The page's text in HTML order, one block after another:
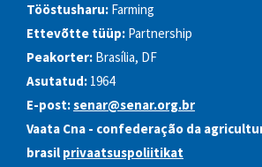
Tööstusharu: Farming
Ettevõtte tüüp: Partnership
Peakorter: Brasília, DF
Asutatud: 1964
E-post:senar@senar.org.br
Vaata Cna - confederação da
brasil privaatsuspoliitikat